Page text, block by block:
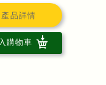
產品詳情
購物車